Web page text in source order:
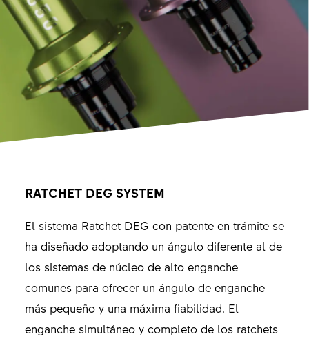
RATCHET DEG SYSTEM
El sistema Ratchet DEG con patente en trámite se
ha diseñado adoptando un ángulo diferente al de
los sistemas de núcleo de alto enganche
comunes para ofrecer un ángulo de enganche
más pequeño y una máxima fiabilidad. El
enganche simultáneo y completo de los ratchets